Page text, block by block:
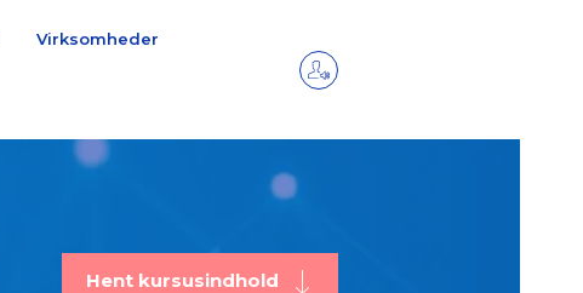
Virksomheder
Hent kursusindhold